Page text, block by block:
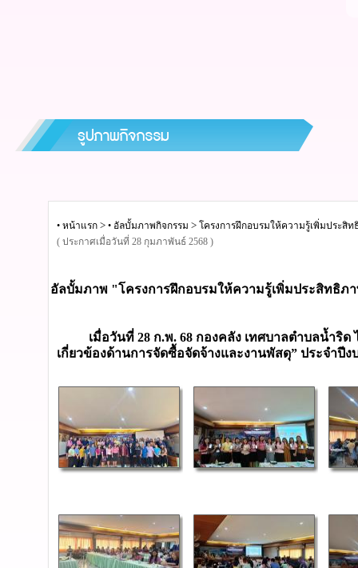
• หน้าแรก > • อัลบั้มภาพกิจกรรม > โครงการฝึกอบรมให้ความรู้เพิ่มประสิ
( ประกาศเมื่อวันที่ 28 กุมภาพันธ์ 2568 )
อัลบั้มภาพ "โครงการฝึกอบรมให้ความรู้เพิ่มประสิทธิภ
เมื่อวันที่ 28 ก.พ. 68 กองคลัง เทศบาลตำบลน้ำริด
เกี่ยวข้องด้านการจัดซื้อจัดจ้างและงานพัสดุ” ประจำ